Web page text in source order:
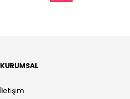
KURUMSAL
İletişim